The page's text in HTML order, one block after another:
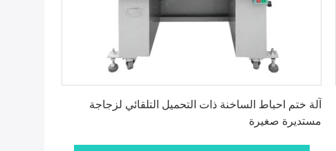
آلة ختم احباط الساخنة ذات التحميل التلقائي لزجاجة
مستديرة صغيرة